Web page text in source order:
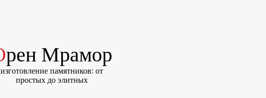
Орен Мрамор
изготовление памятников: от
простых до элитных